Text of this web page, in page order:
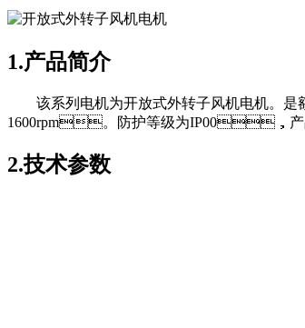
1.产品简介
该系列电机为开放式外转子风机电机。
1600rpm。防护等级为IP00，产品
2.技术参数